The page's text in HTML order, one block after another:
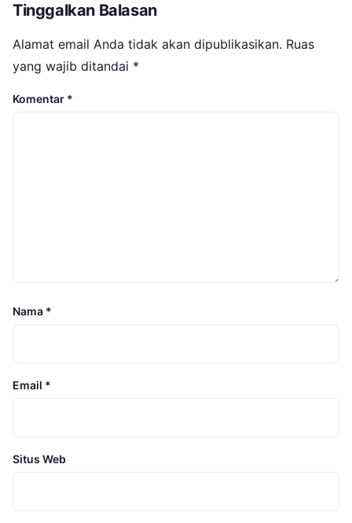
Tinggalkan Balasan
Alamat email Anda tidak akan dipublikasikan. Ruas
yang wajib ditandai *
Komentar *
Nama *
Email *
Situs Web